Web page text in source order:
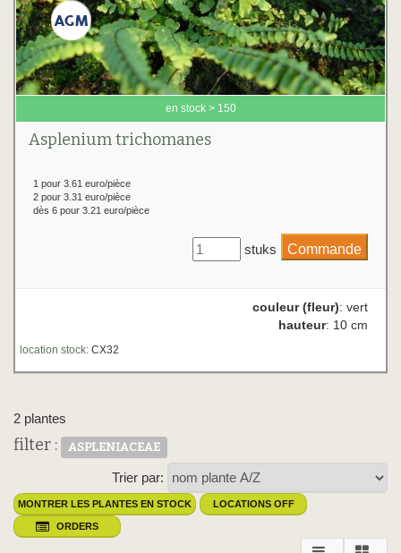
en stock > 150
Asplenium trichomanes
1 pour 3.61 euro/pièce
2 pour 3.31 euro/pièce
dès 6 pour 3.21 euro/pièce
stuks
couleur (fleur): vert
hauteur: 10 cm
location stock: CX32
2 plantes
filter : ASPLENIACEAE
Trier par:
MONTRER LES PLANTES EN STOCK LOCATIONS OFF
ORDERS